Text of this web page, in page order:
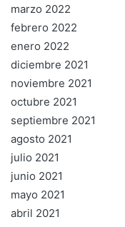
marzo 2022
febrero 2022
enero 2022
diciembre 2021
noviembre 2021
octubre 2021
septiembre 2021
agosto 2021
julio 2021
junio 2021
mayo 2021
abril 2021